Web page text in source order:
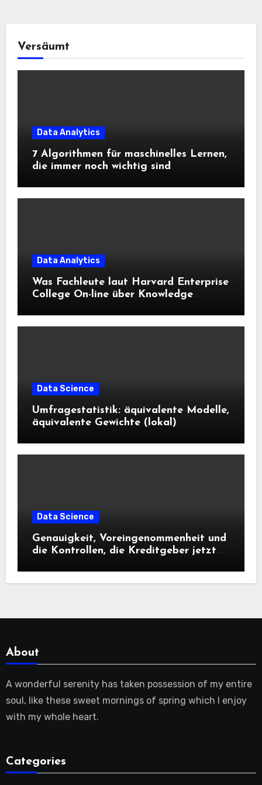
Versäumt
Data Analytics
7 Algorithmen für maschinelles Lernen,
die immer noch wichtig sind
Data Analytics
Was Fachleute laut Harvard Enterprise
College On-line über Knowledge
Data Science
Umfragestatistik: äquivalente Modelle,
äquivalente Gewichte (lokal)
Data Science
Genauigkeit, Voreingenommenheit und
die Kontrollen, die Kreditgeber jetzt
About
A wonderful serenity has taken possession of my entire
soul, like these sweet mornings of spring which I enjoy
with my whole heart.
Categories